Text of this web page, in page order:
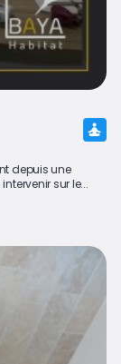
depuis une
sur le...